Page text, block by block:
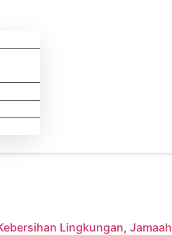
Lingkungan, Jamaah